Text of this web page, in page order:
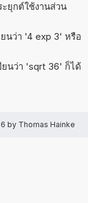
ยุกต์ใช้งานส่วน
นว่า '4 exp 3' หรือ
นว่า 'sqrt 36' ก็ได้
by Thomas Hainke